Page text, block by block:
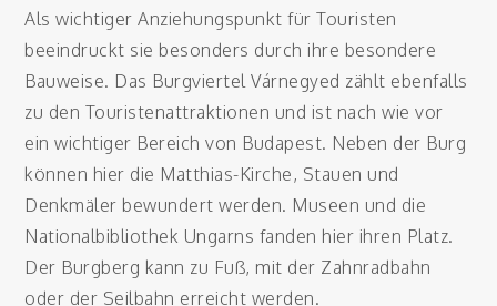
Als wichtiger Anziehungspunkt für Touristen
beeindruckt sie besonders durch ihre besondere
Bauweise. Das Burgviertel Várnegyed zählt ebenfalls
zu den Touristenattraktionen und ist nach wie vor
ein wichtiger Bereich von Budapest. Neben der Burg
können hier die Matthias-Kirche, Stauen und
Denkmäler bewundert werden. Museen und die
Nationalbibliothek Ungarns fanden hier ihren Platz.
Der Burgberg kann zu Fuß, mit der Zahnradbahn
oder der Seilbahn erreicht werden.